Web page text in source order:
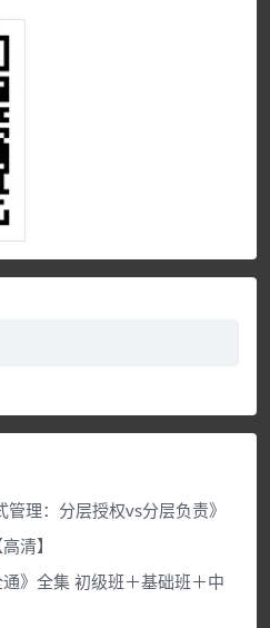
理：分层授权vs分层负责》
清】
》全集 初级班＋基础班＋中